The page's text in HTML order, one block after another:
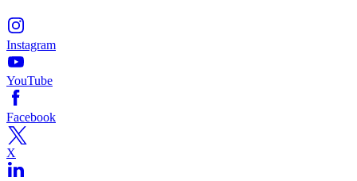
Instagram
YouTube
Facebook
X